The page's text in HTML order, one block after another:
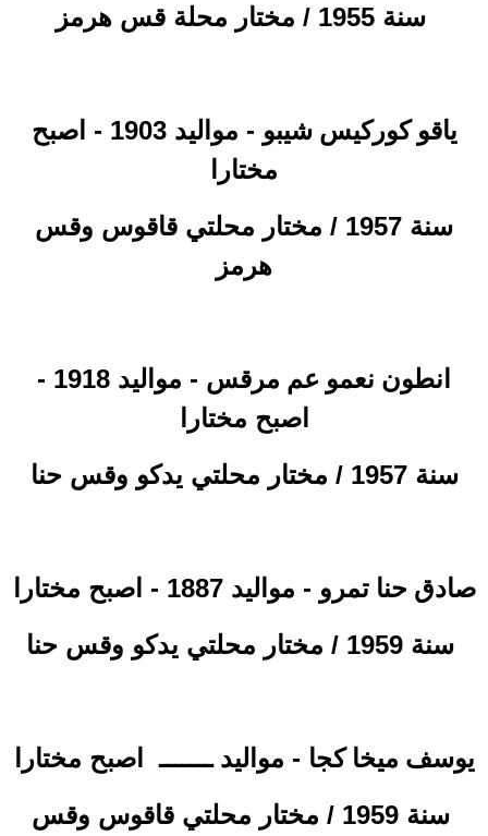
سنة 1955
/ مختار محلة قس هرمز
ياقو كوركيس شيبو
- مواليد 1903 - اصبح
مختارا
سنة 1957 / مختار محلتي قاقوس وقس
هرمز
انطون نعمو عم مرقس
- مواليد 1918 -
اصبح مختارا
سنة 1957 / مختار محلتي يدكو وقس حنا
صادق حنا تمرو - مواليد 1887 - اصبح مختارا
سنة 1959 / مختار محلتي يدكو وقس حنا
يوسف ميخا كجا - مواليد ـــــــ
اصبح مختارا
سنة 1959 / مختار محلتي قاقوس وقس